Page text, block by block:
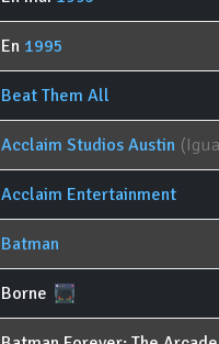
En 1995
Beat Them All
Acclaim Studios Austin
Acclaim Entertainment
Batman
Borne